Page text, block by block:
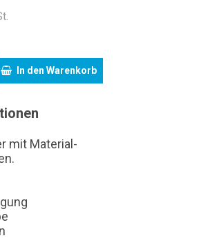
In den Warenkorb
mit Material-